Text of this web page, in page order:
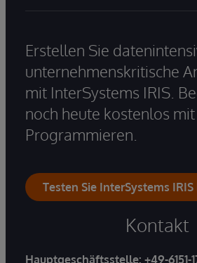
Erstellen Sie
unternehmenskritische
mit InterSystems IRIS.
noch heute kostenlos
Programmieren.
Testen Sie InterSystems
Kontakt
Hauptgeschäftsstelle: +49-6151-